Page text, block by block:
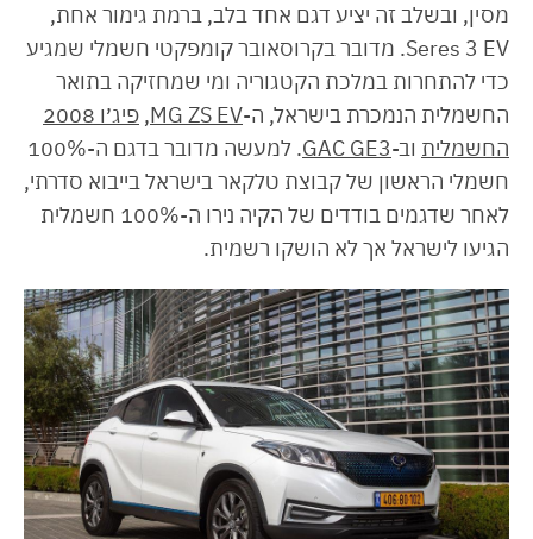
מסין, ובשלב זה יציע דגם אחד בלב, ברמת גימור אחת,
Seres 3 EV. מדובר בקרוסאובר קומפקטי חשמלי שמגיע
כדי להתחרות במלכת הקטגוריה ומי שמחזיקה בתואר
החשמלית הנמכרת בישראל, ה-MG ZS EV
,
פיג׳ו 2008
החשמלית וב-GAC GE3
. למעשה מדובר בדגם ה-100%
חשמלי הראשון של קבוצת טלקאר בישראל בייבוא סדרתי,
לאחר שדגמים בודדים של הקיה נירו ה-100% חשמלית
הגיעו לישראל אך לא הושקו רשמית.